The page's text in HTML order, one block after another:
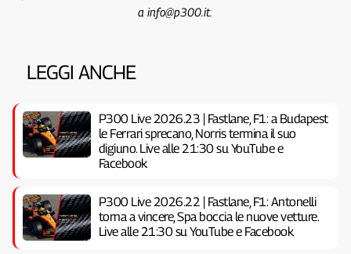
a info@p300.it.
LEGGI ANCHE
P300 Live 2026.23 | Fastlane, F1: a Budapest
le Ferrari sprecano, Norris termina il suo
digiuno. Live alle 21:30 su YouTube e
Facebook
P300 Live 2026.22 | Fastlane, F1: Antonelli
torna a vincere, Spa boccia le nuove vetture.
Live alle 21:30 su YouTube e Facebook